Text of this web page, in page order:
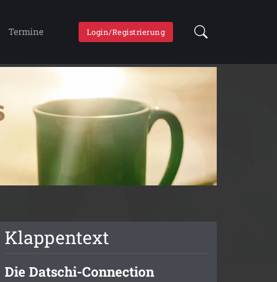
Termine Login/Registrierung
Klappentext
Die Datschi-Connection